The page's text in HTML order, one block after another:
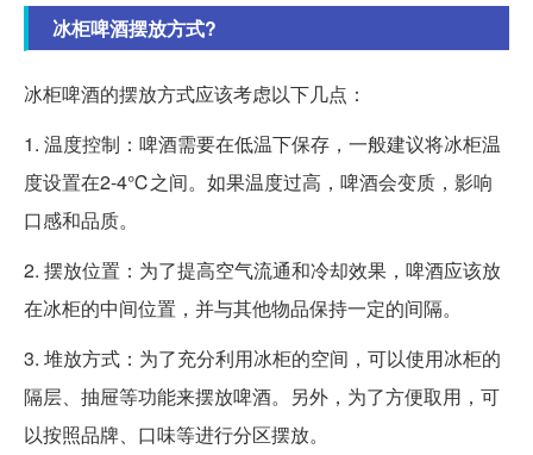
冰柜啤酒摆放方式?
冰柜啤酒的摆放方式应该考虑以下几点：
1. 温度控制：啤酒需要在低温下保存，一般建议将冰柜温
度设置在2-4℃之间。如果温度过高，啤酒会变质，影响
口感和品质。
2. 摆放位置：为了提高空气流通和冷却效果，啤酒应该放
在冰柜的中间位置，并与其他物品保持一定的间隔。
3. 堆放方式：为了充分利用冰柜的空间，可以使用冰柜的
隔层、抽屉等功能来摆放啤酒。另外，为了方便取用，可
以按照品牌、口味等进行分区摆放。